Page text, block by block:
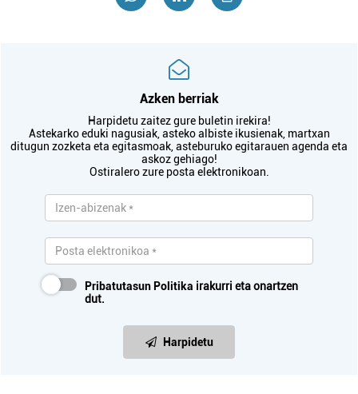
Azken berriak
Harpidetu zaitez gure buletin irekira!
Astekarko eduki nagusiak, asteko albiste ikusienak, martxan
ditugun zozketa eta egitasmoak, asteburuko egitarauen agenda eta
askoz gehiago!
Ostiralero zure posta elektronikoan.
Pribatutasun Politika irakurri eta onartzen
dut.
Harpidetu